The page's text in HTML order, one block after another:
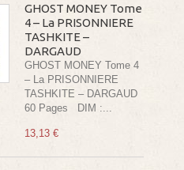
GHOST MONEY Tome
4 – La PRISONNIERE
TASHKITE –
DARGAUD
GHOST MONEY Tome 4
– La PRISONNIERE
TASHKITE – DARGAUD
60 Pages DIM :...
13,13 €